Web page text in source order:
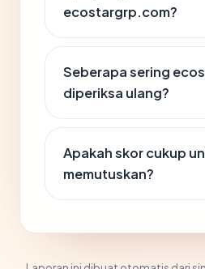
ecostargrp.com?
Seberapa sering
diperiksa ulang?
Apakah skor cukup
memutuskan?